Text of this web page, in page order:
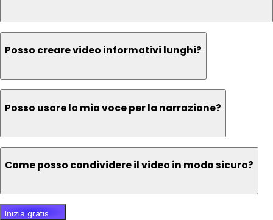
Posso creare video informativi lunghi?
Posso usare la mia voce per la narrazione?
Come posso condividere il video in modo sicuro?
Inizia gratis